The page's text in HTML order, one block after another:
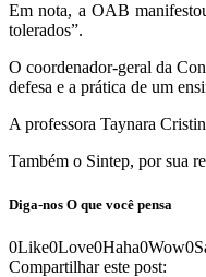
Em nota, a OAB
tolerados”.
O coordenador-geral da
defesa e a prática de um
A professora Taynara
Também o Sintep, por sua
Diga-nos O que você pensa
0Like0Love0Haha0Wow0
Compartilhar este post: